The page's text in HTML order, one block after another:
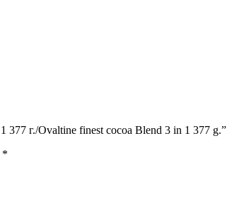
377 г./Ovaltine finest cocoa Blend 3 in 1 377 g.”
*